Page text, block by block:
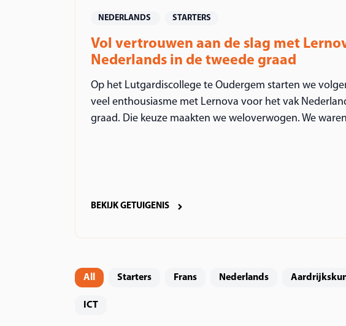
NEDERLANDS STARTERS
Vol vertrouwen aan de slag met
Nederlands in de tweede graad
Op het Lutgardiscollege te Oudergem starten we
veel enthousiasme met Lernova voor het vak
graad. Die keuze maakten we weloverwogen. We
BEKIJK GETUIGENIS
All Starters Frans Nederlands
ICT